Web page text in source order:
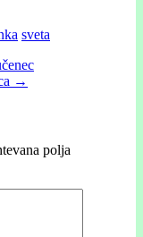
sveta
→
polja